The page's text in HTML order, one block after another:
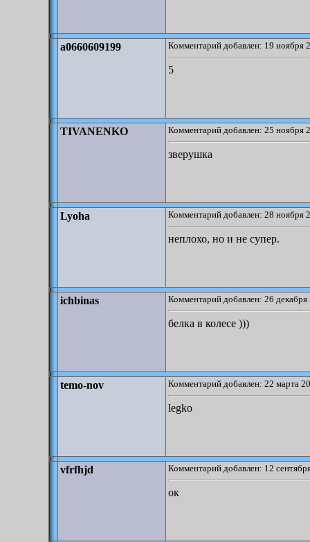
a0660609199 Комментарий добавлен: 19 ноября
5
TIVANENKO Комментарий добавлен: 25 ноября
зверушка
Lyoha Комментарий добавлен: 28 ноября
неплохо, но и не супер.
ichbinas Комментарий добавлен: 26
белка в колесе )))
temo-nov Комментарий добавлен: 22 марта
legko
vfrfhjd Комментарий добавлен: 12
ок